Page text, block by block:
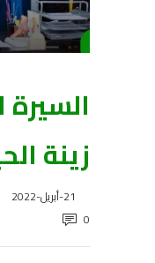
السيرة
زينة
21-أبريل-2022
0